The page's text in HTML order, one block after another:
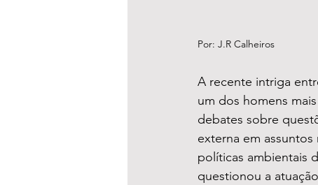
Por: J.R Calheiros
A recente intriga
um dos homens
debates sobre
externa em
políticas ambientais
questionou a